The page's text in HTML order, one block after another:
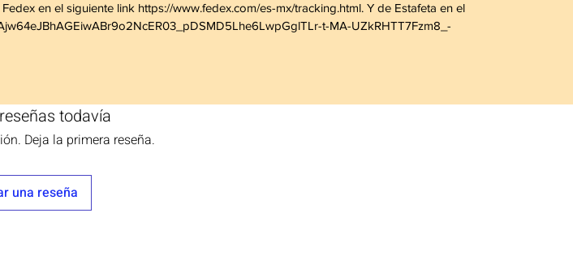
en el siguiente link https://www.fedex.com/es-mx/tracking.html. Y de Estafeta en el
t-MA-UZkRHTT7Fzm8_-
todavía
Deja la primera reseña.
una reseña